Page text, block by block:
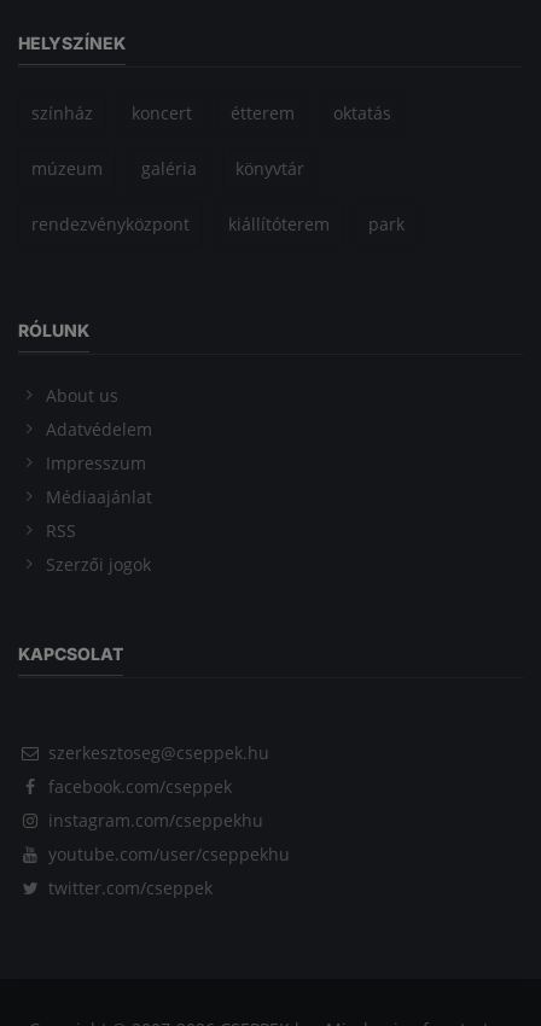
HELYSZÍNEK
színház koncert étterem oktatás
múzeum galéria könyvtár
rendezvényközpont kiállítóterem park
RÓLUNK
About us
Adatvédelem
Impresszum
Médiaajánlat
RSS
Szerzői jogok
KAPCSOLAT
szerkesztoseg@cseppek.hu
facebook.com/cseppek
instagram.com/cseppekhu
youtube.com/user/cseppekhu
twitter.com/cseppek